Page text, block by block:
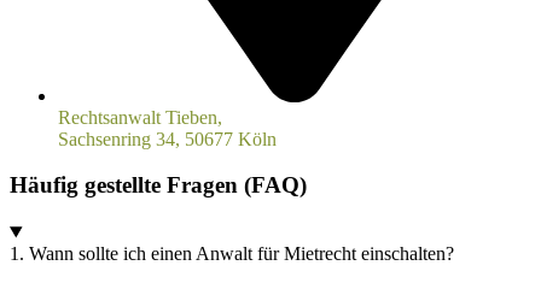
Rechtsanwalt Tieben,
Sachsenring 34, 50677 Köln
Häufig gestellte Fragen (FAQ)
1. Wann sollte ich einen Anwalt für Mietrecht einschalten?